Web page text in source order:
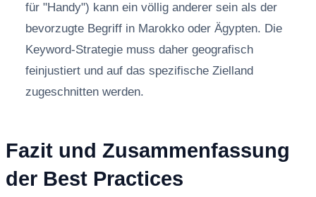
für "Handy") kann ein völlig anderer sein als der
bevorzugte Begriff in Marokko oder Ägypten. Die
Keyword-Strategie muss daher geografisch
feinjustiert und auf das spezifische Zielland
zugeschnitten werden.
Fazit und Zusammenfassung
der Best Practices